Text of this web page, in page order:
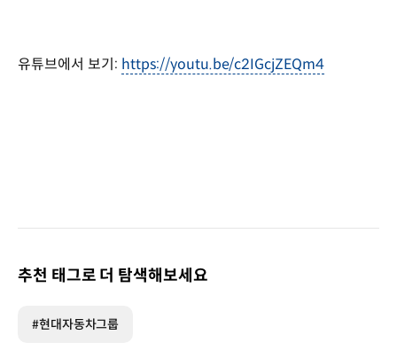
유튜브에서 보기: https://youtu.be/c2IGcjZEQm4
추천 태그로 더 탐색해보세요
#현대자동차그룹